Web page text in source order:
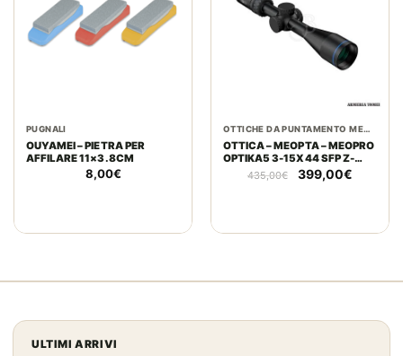
PUGNALI
OUYAMEI – PIETRA PER
AFFILARE 11×3.8CM
8,00€
OTTICHE DA PUNTAMENTO MEOPTA
OTTICA – MEOPTA – MEOPRO
OPTIKA5 3-15X44 SFP Z-
PLEX435,00€
Il
prezzo
399,00€
ULTIMI ARRIVI